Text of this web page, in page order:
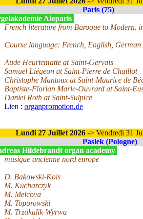
Paris (75)
Aioparis
French literature from Baroque to Modern,
Course language: French, English, German
Aude Heurtematte at Saint-Gervais
Samuel Liégeon at Saint-Pierre de Chaillot
Christophe Mantoux at Saint-Maurice de
Baptiste-Florian Marle-Ouvrard at Saint-
Daniel Roth at Saint-Sulpice
Lien : organpromotion.de
Lundi 27 Juillet 2026-> Vendredi 31
Paslek (Pologne)
Hildebrandt organ academy
musique ancienne nord europe
D. Bakowski-Kois
M. Kucharczyk
M. Melcova
M. Toporowski
M. Trzakalik-Wyrwa